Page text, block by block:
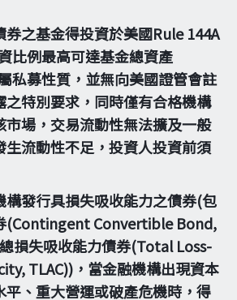
之基金得投資於美國Rule 144A
比例最高可達基金總資產
私募性質，並無向美國證管會註
之特別要求，同時僅有合格機構
市場，交易流動性無法擴及一般
生流動性不足，投資人投資前須
構發行具損失吸收能力之債券(包
(Contingent Convertible Bond,
損失吸收能力債券(Total Loss-
TLAC))，當金融機構出現資本
平、重大營運或破產危機時，得